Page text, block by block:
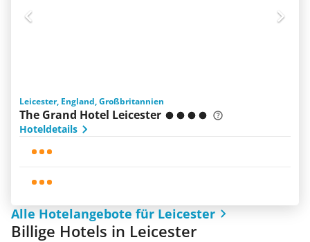
Leicester, England, Großbritannien
The Grand Hotel Leicester
Hoteldetails
Alle Hotelangebote für Leicester
Billige Hotels in Leicester